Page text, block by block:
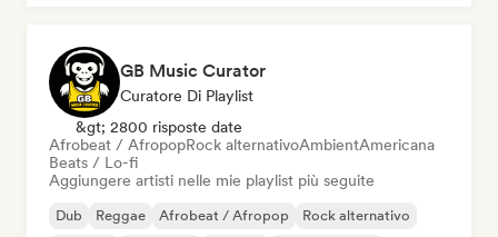
GB Music Curator
Curatore Di Playlist
&gt; 2800 risposte date
Afrobeat / AfropopRock alternativoAmbientAmericana
Beats / Lo-fi
Aggiungere artisti nelle mie playlist più seguite
Dub Reggae Afrobeat / Afropop
Rock alternativo